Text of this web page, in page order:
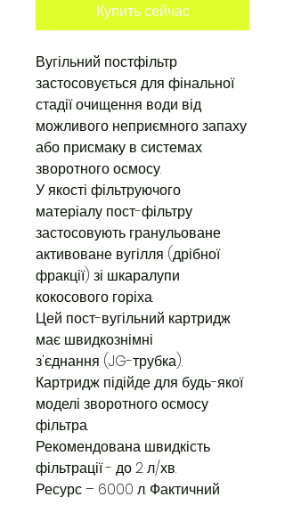
Купить сейчас
Вугільний постфільтр
застосовується для фінальної
стадії очищення води від
можливого неприємного запаху
або присмаку в системах
зворотного осмосу.
У якості фільтруючого
матеріалу пост-фільтру
застосовують гранульоване
активоване вугілля (дрібної
фракції) зі шкаралупи
кокосового горіха.
Цей пост-вугільний картридж
має швидкознімні
з'єднання (JG-трубка).
Картридж підійде для будь-якої
моделі зворотного осмосу
фільтра.
Рекомендована швидкість
фільтрації - до 2 л/хв.
Ресурс – 6000 л. Фактичний